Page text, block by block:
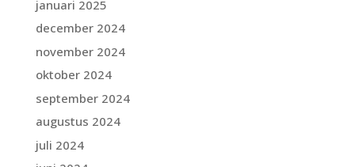
januari 2025
december 2024
november 2024
oktober 2024
september 2024
augustus 2024
juli 2024